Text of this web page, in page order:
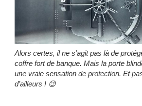
Alors certes, il ne s’agit pas là de
coffre fort de banque. Mais la porte
une vraie sensation de protection. Et
d’ailleurs ! 😉